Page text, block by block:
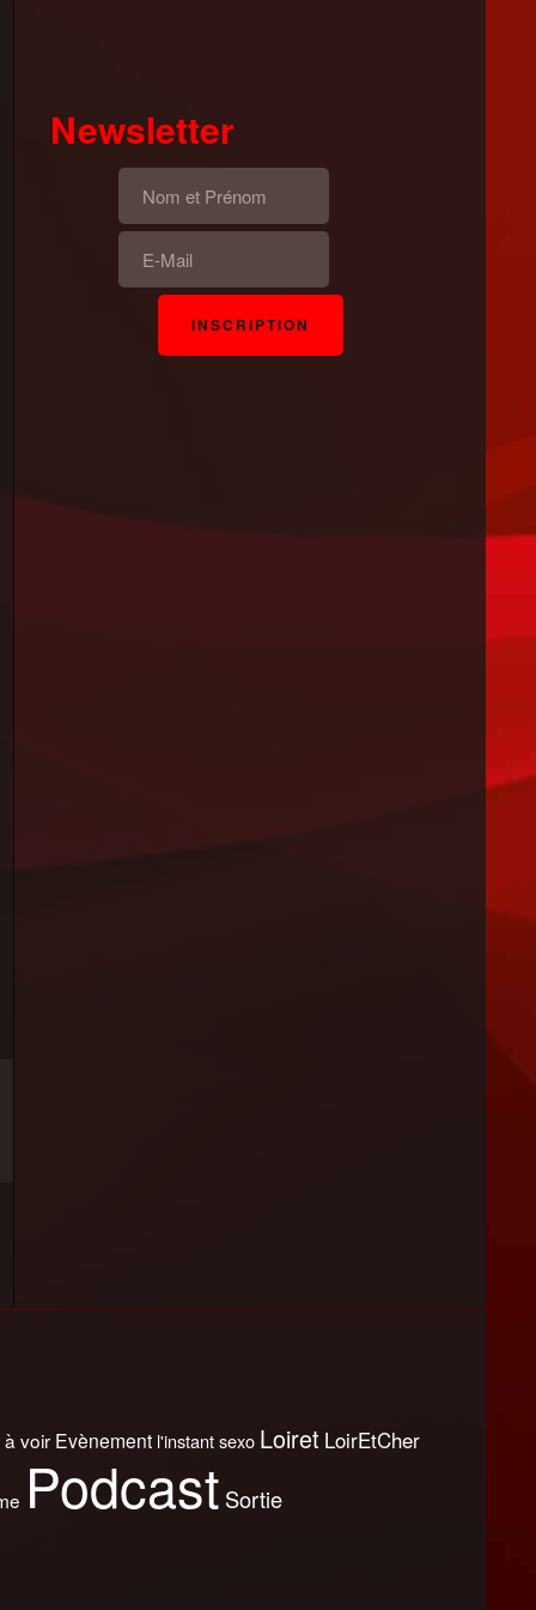
Newsletter
voir Evènement l'instant sexo Loiret LoirEtCher
Podcast Sortie